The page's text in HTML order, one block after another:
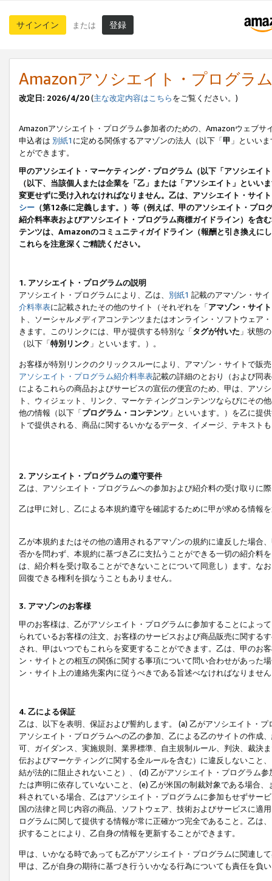
サインイン または 登録
Amazonアソシエイト・プログラ
改定日: 2026/4/20(主な改定内容はこちらをご覧ください。)
Amazonアソシエイト・プログラム参加者のための、Amazonウェブサ
申込者は 別紙1 に定める関係するアマゾンの法人（以下「甲 」といい
とができます。
甲のアソシエイト・マーケティング・プログラム（以下「アソシエイ
（以下、当該個人または企業を「乙」または「アソシエイト」とい
変更せずに受け入れなければなりません。乙は、アソシエイト・サイ
シー （第12条に定義します。）等（例えば、甲のアソシエイト・プ
紹介料率表およびアソシエイト・プログラム商標ガイドライン）を
テンツは、Amazonのコミュニティガイドライン（報酬と引き換えに
これらを注意深くご精読ください。
1. アソシエイト・プログラムの説明
アソシエイト・プログラムにより、乙は、 別紙1 記載のアマゾン・サ
介料率表に記載されたその他のサイト（それぞれを「アマゾン・サイト
ト、ソーシャルメディアコンテンツまたはオンライン・ソフトウェア
きます。このリンクには、甲が提供する特別な「タグが付いた 」状態
（以下「特別リンク 」といいます。）。
お客様が特別リンクのクリックスルーにより、アマゾン・サイトで販
アソシエイト・プログラム紹介料率表記載の詳細のとおり（および同
によるこれらの商品およびサービスの宣伝の便宜のため、甲は、アソ
ト、ウィジェット、リンク、マーケティングコンテンツならびにその
他の情報（以下「プログラム・コンテンツ 」といいます。）を乙に提
トで提供される、商品に関するいかなるデータ、イメージ、テキス
2. アソシエイト・プログラムの遵守要件
乙は、アソシエイト・プログラムへの参加および紹介料の受け取りに
乙は甲に対し、乙による本規約遵守を確認するために甲が求める情報
乙が本規約またはその他の適用されるアマゾンの規約に違反した場合
否かを問わず、本規約に基づき乙に支払うことができる一切の紹介料
は、紹介料を受け取ることができないことについて同意し）ます。な
回復できる権利を損なうこともありません。
3. アマゾンのお客様
甲のお客様は、乙がアソシエイト・プログラムに参加することによっ
られているお客様の注文、お客様のサービスおよび商品販売に関する
され、甲はいつでもこれらを変更することができます。乙は、甲のお
ン・サイトとの相互の関係に関する事項について問い合わせがあった
ン・サイト上の連絡先案内に従うべきである旨述べなければなりませ
4. 乙による保証
乙は、以下を表明、保証および誓約します。 (a) 乙がアソシエイト・
アソシエイト・プログラムへの乙の参加、乙による乙のサイトの作成
可、ガイダンス、実施規則、業界標準、自主規制ルール、判決、裁決
伝およびマーケティングに関する全ルールを含む）に違反しないこと
結が法的に阻止されないこと）、 (d) 乙がアソシエイト・プログラム
たは声明に依存していないこと、 (e) 乙が米国の制裁対象である場合
科されている場合、乙はアソシエイト・プログラムに参加もせずサー
国の法律と同じ内容の商品、ソフトウェア、技術およびサービスに適
ログラムに関して提供する情報が常に正確かつ完全であること。乙は
択することにより、乙自身の情報を更新することができます。
甲は、いかなる時であっても乙がアソシエイト・プログラムに関連し
甲は、乙が自身の期待に基づき行ういかなる行為についても責任を負